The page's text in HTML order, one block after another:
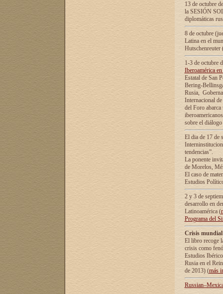
13 de octubre
la SESIÓN
diplomáticas
8 de octubre
Latina en el
1-3 de octubre
Iberoamérica
Estatal de San
Bering-
Rusia,
Internacional
del Foro
sobre el
El dia de 17 de
tendencias”.
La ponente
de Morelos,
El caso de
Estudios
2 y 3 de
desarrollo en
Latinoamérica (
Programa del
Crisis
El libro recoge
crisis como
Estudios
Rusia en el
de 2013) (más